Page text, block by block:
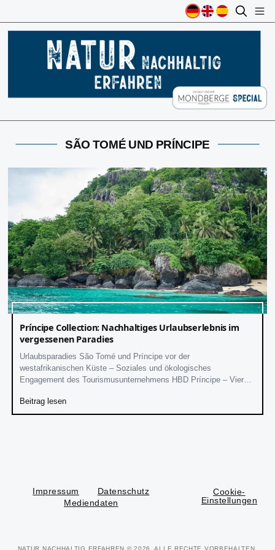
SÃO TOMÉ UND PRÍNCIPE
Príncipe Collection: Nachhaltiges Urlaubserlebnis im
vergessenen Paradies
Urlaubsparadies São Tomé und Príncipe vor der
westafrikanischen Küste – Soziales und ökologisches
Engagement des Tourismusunternehmens HBD Príncipe – Vier
Beitrag lesen
Impressum
Datenschutz
Mediendaten
Cookie-
Einstellungen
NATUR NACHHALTIG ERFAHREN © 2026. ALLE RECHTE VORBEHALTEN.